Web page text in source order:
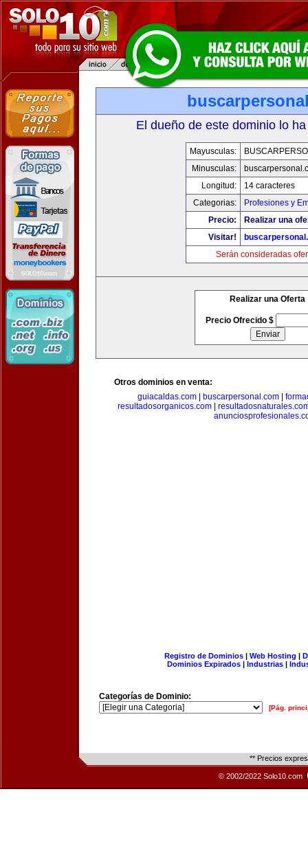
El dueño de este dominio lo
Mayusculas:
Minusculas:
Longitud:
14 caracteres
Categorias:
Profesiones y
Precio:
Realizar una
Visitar!
Serán consideradas
Realizar una Oferta
Precio Ofrecido $
Otros dominios en venta:
guiacaldas.com
buscarpersonal.com
resultadosorganicos.com
Registro de Dominios| Web Hosting |
Dominios Expirados | Industrias |
Categorías de Dominio:
[Pág.
** Precios
© 2002/2022 Solo10.com